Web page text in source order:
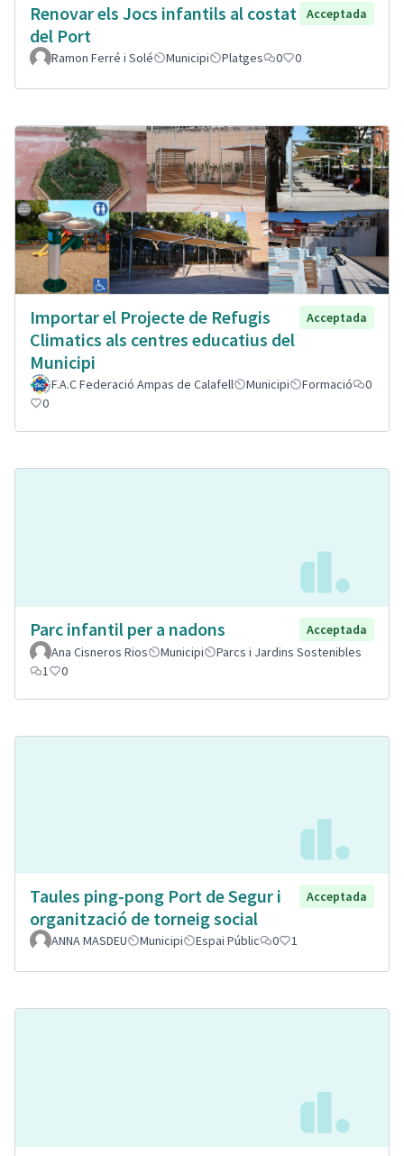
Renovar els Jocs infantils al costat
del Port
Acceptada
Ramon Ferré i Solé Municipi Platges 0 0
Importar el Projecte de Refugis
Climatics als centres educatius del
Municipi
Acceptada
F.A.C Federació Ampas de Calafell Municipi Formació
0
0
Parc infantil per a nadons
Acceptada
Ana Cisneros Rios
Municipi
Parcs i Jardins Sostenibles
1
0
Taules ping-pong Port de Segur i
organització de torneig social
Acceptada
ANNA MASDEU Municipi Espai Públic 0 1